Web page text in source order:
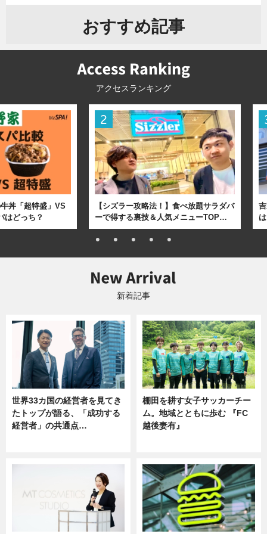
おすすめ記事
アクセスランキング
丼「超特盛」VS
はどっち？
【シズラー攻略法！】食べ放題サラダバ
ーで得する裏技＆人気メニューTOP…
新着記事
世界33カ国の経営者を見てき
たトップが語る、「成功する
経営者」の共通点…
棚田を耕す女子サッカーチー
ム。地域とともに歩む 『FC
越後妻有』